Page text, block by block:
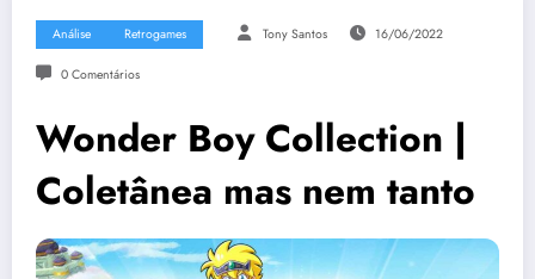
Análise Retrogames Tony Santos 16/06/2022
0 Comentários
Wonder Boy Collection |
Coletânea mas nem tanto